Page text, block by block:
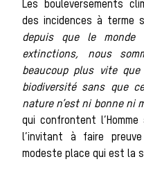
La
Les bouleversements
des incidences à terme
depuis que le
extinctions, nous
beaucoup plus vite
biodiversité sans que
nature n’est ni bonne ni
qui confrontent
l’invitant à faire
modeste place qui est la